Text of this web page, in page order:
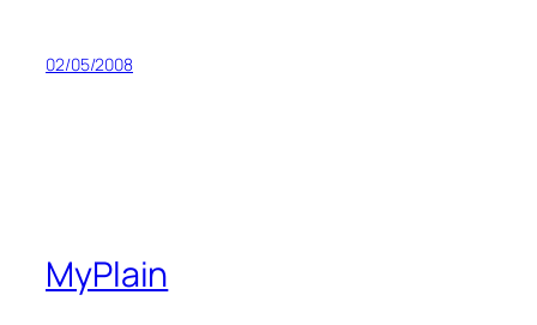
02/05/2008
MyPlain